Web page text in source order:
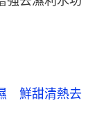
　鮮甜清熱去